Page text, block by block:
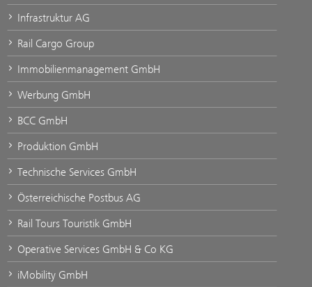
Infrastruktur AG
Rail Cargo Group
Immobilienmanagement GmbH
Werbung GmbH
BCC GmbH
Produktion GmbH
Technische Services GmbH
Österreichische Postbus AG
Rail Tours Touristik GmbH
Operative Services GmbH & Co KG
iMobility GmbH